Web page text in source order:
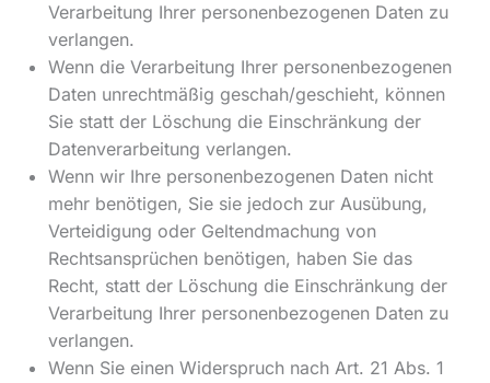
Verarbeitung Ihrer personenbezogenen Daten zu
verlangen.
Wenn die Verarbeitung Ihrer personenbezogenen
Daten unrechtmäßig geschah/geschieht, können
Sie statt der Löschung die Einschränkung der
Datenverarbeitung verlangen.
Wenn wir Ihre personenbezogenen Daten nicht
mehr benötigen, Sie sie jedoch zur Ausübung,
Verteidigung oder Geltendmachung von
Rechtsansprüchen benötigen, haben Sie das
Recht, statt der Löschung die Einschränkung der
Verarbeitung Ihrer personenbezogenen Daten zu
verlangen.
Wenn Sie einen Widerspruch nach Art. 21 Abs. 1